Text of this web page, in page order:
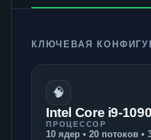
КЛЮЧЕВАЯ
🧠
Intel Core i9-
ПРОЦЕССОР
10 ядер • 20 потоков •